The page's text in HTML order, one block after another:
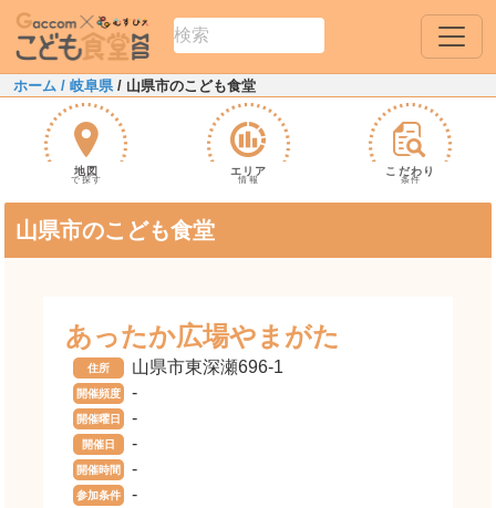
ホーム / 岐阜県/ 山県市のこども食堂
地図
で探す
エリア
情報
こだわり
条件
山県市のこども食堂
あったか広場やまがた
住所 山県市東深瀬696-1
開催頻度 -
開催曜日 -
開催日 -
開催時間 -
参加条件 -